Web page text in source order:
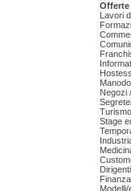
Lavori
Negozi
Stage
Modelli/